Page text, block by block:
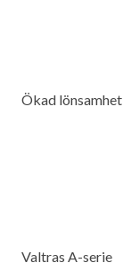
Ökad lönsamhet
Valtras A-serie